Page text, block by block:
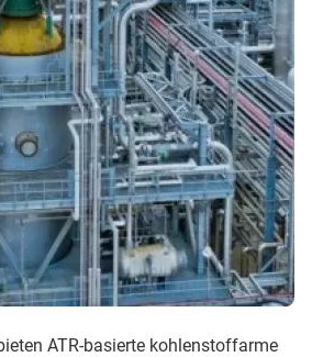
ATR-basierte kohlenstoffarme